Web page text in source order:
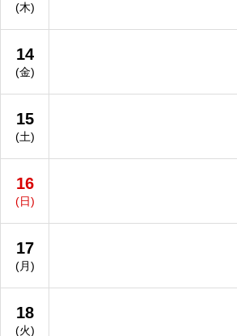
(木)
14
(金)
15
(土)
16
(日)
17
(月)
18
(火)